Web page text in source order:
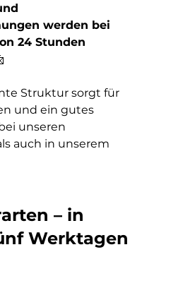
werden bei
24 Stunden
Struktur sorgt für
und ein gutes
unseren
auch in unserem
– in
Werktagen